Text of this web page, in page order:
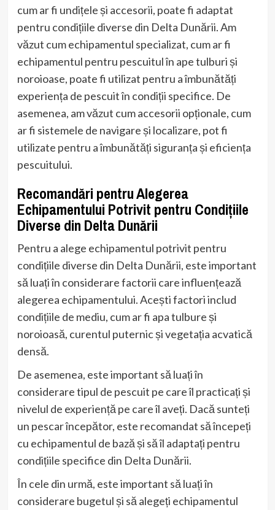
cum ar fi undițele și accesorii, poate fi adaptat
pentru condițiile diverse din Delta Dunării. Am
văzut cum echipamentul specializat, cum ar fi
echipamentul pentru pescuitul în ape tulburi și
noroioase, poate fi utilizat pentru a îmbunătăți
experiența de pescuit în condiții specifice. De
asemenea, am văzut cum accesorii opționale, cum
ar fi sistemele de navigare și localizare, pot fi
utilizate pentru a îmbunătăți siguranța și eficiența
pescuitului.
Recomandări pentru Alegerea
Echipamentului Potrivit pentru Condițiile
Diverse din Delta Dunării
Pentru a alege echipamentul potrivit pentru
condițiile diverse din Delta Dunării, este important
să luați în considerare factorii care influențează
alegerea echipamentului. Acești factori includ
condițiile de mediu, cum ar fi apa tulbure și
noroioasă, curentul puternic și vegetația acvatică
densă.
De asemenea, este important să luați în
considerare tipul de pescuit pe care îl practicați și
nivelul de experiență pe care îl aveți. Dacă sunteți
un pescar începător, este recomandat să începeți
cu echipamentul de bază și să îl adaptați pentru
condițiile specifice din Delta Dunării.
În cele din urmă, este important să luați în
considerare bugetul și să alegeți echipamentul